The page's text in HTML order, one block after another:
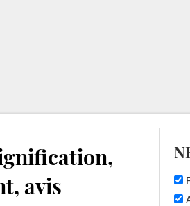
avis